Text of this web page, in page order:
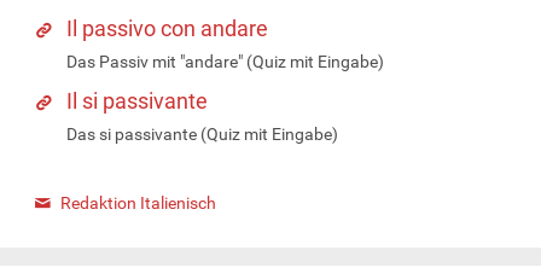
Il passivo con andare
Das Passiv mit "andare" (Quiz mit Eingabe)
Il si passivante
Das si passivante (Quiz mit Eingabe)
Redaktion Italienisch